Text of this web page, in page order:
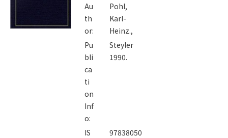
Au
th
or:
Pohl,
Karl-
Heinz.,
Pu
bli
ca
ti
on
Inf
o:
Steyler
1990.
IS
97838050